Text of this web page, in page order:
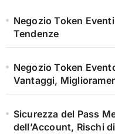
Negozio Token
Tendenze
Negozio Token
Vantaggi,
Sicurezza del Pass
dell’Account, Rischi